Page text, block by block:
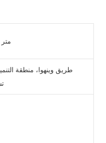
1000-
طريق وينهوا، منطقة